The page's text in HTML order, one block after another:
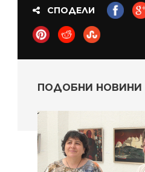
СПОДЕЛИ
ПОДОБНИ НОВИНИ